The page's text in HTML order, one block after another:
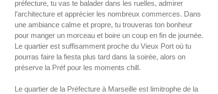
préfecture, tu vas te balader dans les ruelles, admirer
l’architecture et apprécier les nombreux commerces. Dans
une ambiance calme et propre, tu trouveras ton bonheur
pour manger un morceau et boire un coup en fin de journée.
Le quartier est suffisamment proche du Vieux Port où tu
pourras faire la fiesta plus tard dans la soirée, alors on
préserve la Préf pour les moments chill.
Le quartier de la Préfecture à Marseille est limitrophe de la